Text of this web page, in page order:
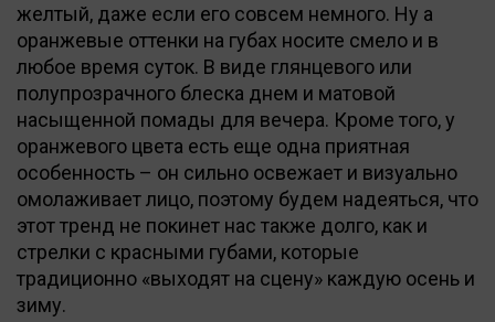
желтый, даже если его совсем немного. Ну а
оранжевые оттенки на губах носите смело и в
любое время суток. В виде глянцевого или
полупрозрачного блеска днем и матовой
насыщенной помады для вечера. Кроме того, у
оранжевого цвета есть еще одна приятная
особенность – он сильно освежает и визуально
омолаживает лицо, поэтому будем надеяться, что
этот тренд не покинет нас также долго, как и
стрелки с красными губами, которые
традиционно «выходят на сцену» каждую осень и
зиму.